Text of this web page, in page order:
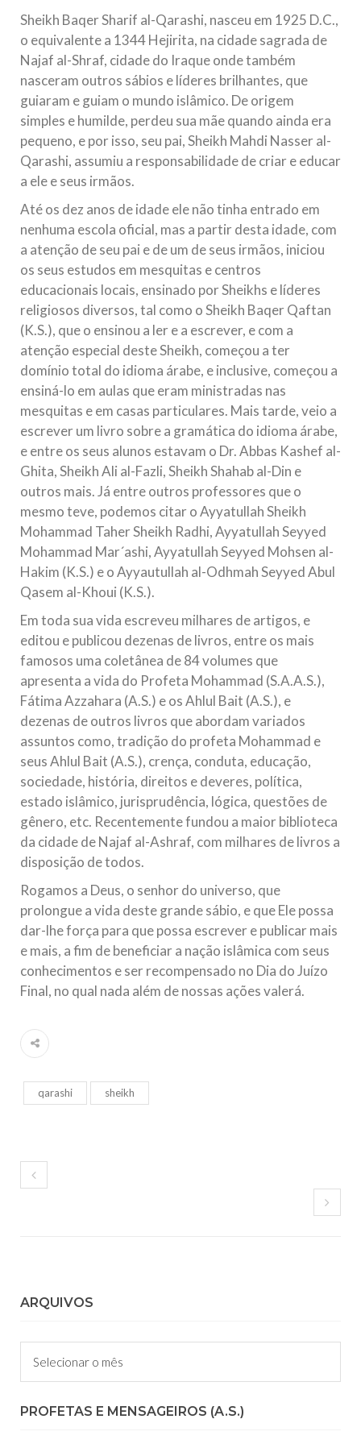
10 DE NOVEMBRO DE 2013
Falecimento do Imam Ali Ibn Al-Hussein
(A.S.)
Em nome de Deus, o Clemente, o Misericordioso! Diante da
data em que relembramos o martírio do quarto Imam dos
muçulmanos, o Imam Ali Ibn Al-Hussein Ibn Ali Ibn Abi Táleb
(A.S.), conhecido por “Zein Al-Ábidin” (Formosura
3 DE JULHO DE 2014
Centro Islâmico no Brasil recebe o ex-
ministro das Relações Exteriores da
República Islâmica do Irã
Na noite da quinta-feira, 03 de Abril, o Centro Islâmico no
Relações Exteriores da República Islâmica do Irã, Sr. Kamal
Kharrazi, que encontra-se visitando
Sheikh Baqer Sharif al-Qarashi, nasceu em 1925 D.C.,
o equivalente a 1344 Hejirita, na cidade sagrada de
Najaf al-Shraf, cidade do Iraque onde também
nasceram outros sábios e líderes brilhantes, que
guiaram e guiam o mundo islâmico. De origem
simples e humilde, perdeu sua mãe quando ainda era
pequeno, e por isso, seu pai, Sheikh Mahdi Nasser al-
Qarashi, assumiu a responsabilidade de criar e educar
a ele e seus irmãos.
Até os dez anos de idade ele não tinha entrado em
nenhuma escola oficial, mas a partir desta idade, com
a atenção de seu pai e de um de seus irmãos, iniciou
os seus estudos em mesquitas e centros
educacionais locais, ensinado por Sheikhs e líderes
religiosos diversos, tal como o Sheikh Baqer Qaftan
(K.S.), que o ensinou a ler e a escrever, e com a
atenção especial deste Sheikh, começou a ter
domínio total do idioma árabe, e inclusive, começou a
ensiná-lo em aulas que eram ministradas nas
mesquitas e em casas particulares. Mais tarde, veio a
escrever um livro sobre a gramática do idioma árabe,
e entre os seus alunos estavam o Dr. Abbas Kashef al-
Ghita, Sheikh Ali al-Fazli, Sheikh Shahab al-Din e
outros mais. Já entre outros professores que o
mesmo teve, podemos citar o Ayyatullah Sheikh
Mohammad Taher Sheikh Radhi, Ayyatullah Seyyed
Mohammad Mar´ashi, Ayyatullah Seyyed Mohsen al-
Hakim (K.S.) e o Ayyautullah al-Odhmah Seyyed Abul
Qasem al-Khoui (K.S.).
Em toda sua vida escreveu milhares de artigos, e
editou e publicou dezenas de livros, entre os mais
famosos uma coletânea de 84 volumes que
apresenta a vida do Profeta Mohammad (S.A.A.S.),
Fátima Azzahara (A.S.) e os Ahlul Bait (A.S.), e
dezenas de outros livros que abordam variados
assuntos como, tradição do profeta Mohammad e
seus Ahlul Bait (A.S.), crença, conduta, educação,
sociedade, história, direitos e deveres, política,
estado islâmico, jurisprudência, lógica, questões de
gênero, etc. Recentemente fundou a maior biblioteca
da cidade de Najaf al-Ashraf, com milhares de livros a
disposição de todos.
Rogamos a Deus, o senhor do universo, que
prolongue a vida deste grande sábio, e que Ele possa
dar-lhe força para que possa escrever e publicar mais
e mais, a fim de beneficiar a nação islâmica com seus
conhecimentos e ser recompensado no Dia do Juízo
Final, no qual nada além de nossas ações valerá.
qarashi sheikh
ARQUIVOS
Arquivos
PROFETAS E MENSAGEIROS (A.S.)